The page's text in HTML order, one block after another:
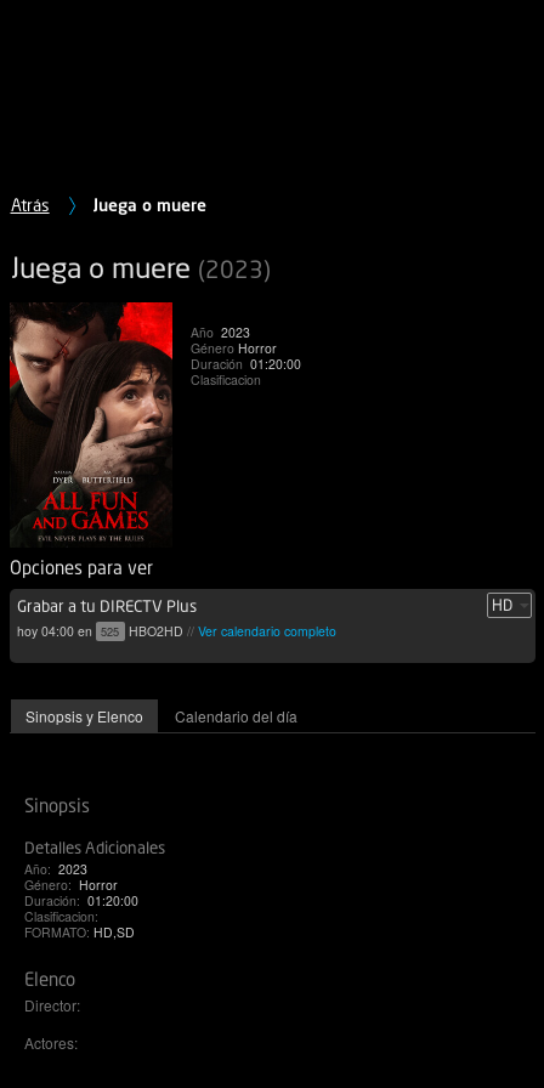
Atrás Juega o muere
Juega o muere (2023)
Año 2023
Género Horror
Duración 01:20:00
Clasificacion
Opciones para ver
Grabar a tu DIRECTV Plus
hoy 04:00 en 525 HBO2HD // Ver calendario completo
Sinopsis y Elenco Calendario del día
Sinopsis
Detalles Adicionales
Año: 2023
Género: Horror
Duración: 01:20:00
Clasificacion:
FORMATO: HD,SD
Elenco
Director:
Actores: